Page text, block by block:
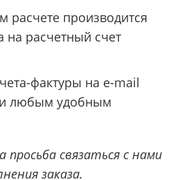
расчете производится
на расчетный счет
фактуры на e-mail
любым удобным
связаться с нами
заказа.